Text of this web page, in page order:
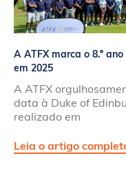
A ATFX marca o 8.º
em 2025
A ATFX
data à Duke of
realizado em
Leia o artigo